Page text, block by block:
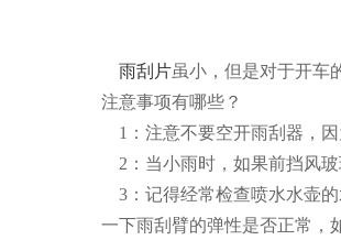
雨刮片虽小，但是对于开车
注意事项有哪些？
1：注意不要空开雨刮器，因
2：当小雨时，如果前挡风玻
3：记得经常检查喷水水壶的
一下雨刮臂的弹性是否正常，